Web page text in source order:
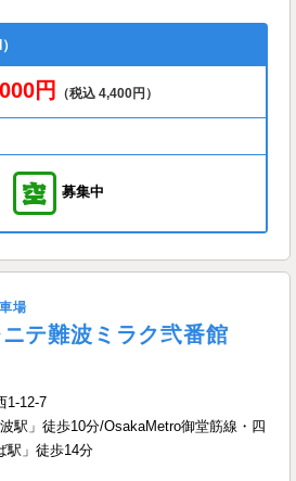
円 （税込 4,400円）
募集中
場
テ難波ミラク弐番館
1-12-7
駅」徒歩10分/OsakaMetro御堂筋線・四
駅」徒歩14分